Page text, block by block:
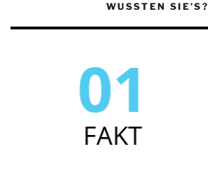
WUSSTEN SIE’S?
02
FAKT